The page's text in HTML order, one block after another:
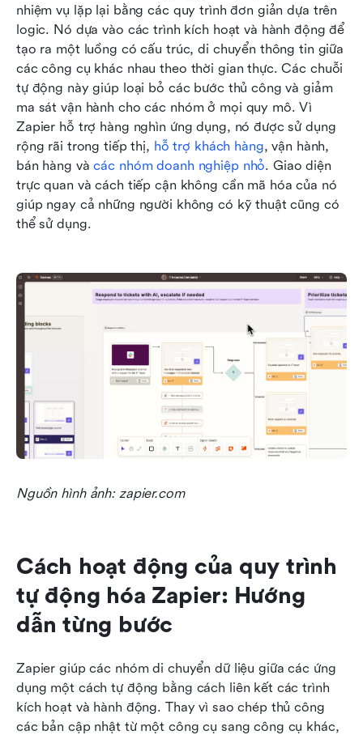
nhiệm vụ lặp lại bằng các quy trình đơn giản dựa trên
logic. Nó dựa vào các trình kích hoạt và hành động để
tạo ra một luồng có cấu trúc, di chuyển thông tin giữa
các công cụ khác nhau theo thời gian thực. Các chuỗi
tự động này giúp loại bỏ các bước thủ công và giảm
ma sát vận hành cho các nhóm ở mọi quy mô. Vì
Zapier hỗ trợ hàng nghìn ứng dụng, nó được sử dụng
rộng rãi trong tiếp thị, hỗ trợ khách hàng, vận hành,
bán hàng và các nhóm doanh nghiệp nhỏ. Giao diện
trực quan và cách tiếp cận không cần mã hóa của nó
giúp ngay cả những người không có kỹ thuật cũng có
thể sử dụng.
Nguồn hình ảnh: zapier.com
Cách hoạt động của quy trình
tự động hóa Zapier: Hướng
dẫn từng bước
Zapier giúp các nhóm di chuyển dữ liệu giữa các ứng
dụng một cách tự động bằng cách liên kết các trình
kích hoạt và hành động. Thay vì sao chép thủ công
các bản cập nhật từ một công cụ sang công cụ khác,